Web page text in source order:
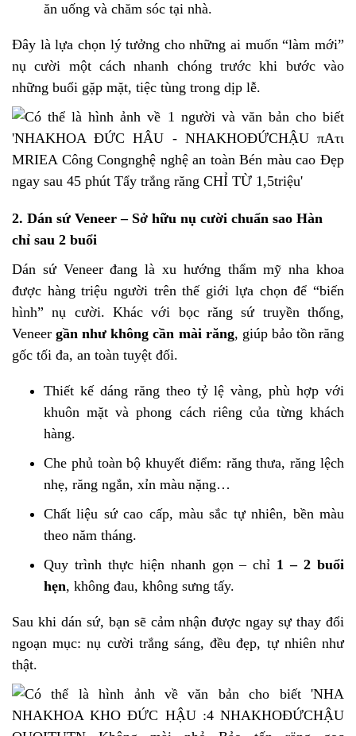
ăn uống và chăm sóc tại nhà.
Đây là lựa chọn lý tưởng cho những ai muốn “làm mới”
nụ cười một cách nhanh chóng trước khi bước vào
những buổi gặp mặt, tiệc tùng trong dịp lễ.
2. Dán sứ Veneer – Sở hữu nụ cười chuẩn sao Hàn
chỉ sau 2 buổi
Dán sứ Veneer đang là xu hướng thẩm mỹ nha khoa
được hàng triệu người trên thế giới lựa chọn để “biến
hình” nụ cười. Khác với bọc răng sứ truyền thống,
Veneergần như không cần mài răng, giúp bảo tồn răng
gốc tối đa, an toàn tuyệt đối.
Thiết kế dáng răng theo tỷ lệ vàng, phù hợp với
khuôn mặt và phong cách riêng của từng khách
hàng.
Che phủ toàn bộ khuyết điểm: răng thưa, răng lệch
nhẹ, răng ngắn, xỉn màu nặng…
Chất liệu sứ cao cấp, màu sắc tự nhiên, bền màu
theo năm tháng.
Quy trình thực hiện nhanh gọn – chỉ 1 – 2 buổi
hẹn, không đau, không sưng tấy.
Sau khi dán sứ, bạn sẽ cảm nhận được ngay sự thay đổi
ngoạn mục: nụ cười trắng sáng, đều đẹp, tự nhiên như
thật.